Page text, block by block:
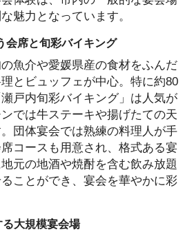
魅力となっています。
会席と旬彩バイキング
魚介や愛媛県産の食材をふんだ
とビュッフェが中心。特に約80
戸内旬彩バイキング」は人気が
では牛ステーキや揚げたての天
団体宴会では熟練の料理人が手
コースも用意され、格式ある宴
元の地酒や焼酎を含む飲み放題
ことができ、宴会を華やかに彩
大規模宴会場